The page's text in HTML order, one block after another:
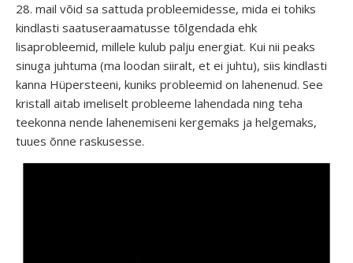
28. mail võid sa sattuda probleemidesse, mida ei tohiks
kindlasti saatuseraamatusse tõlgendada ehk
lisaprobleemid, millele kulub palju energiat. Kui nii peaks
sinuga juhtuma (ma loodan siiralt, et ei juhtu), siis kindlasti
kanna Hüpersteeni, kuniks probleemid on lahenenud. See
kristall aitab imeliselt probleeme lahendada ning teha
teekonna nende lahenemiseni kergemaks ja helgemaks,
tuues õnne raskusesse.